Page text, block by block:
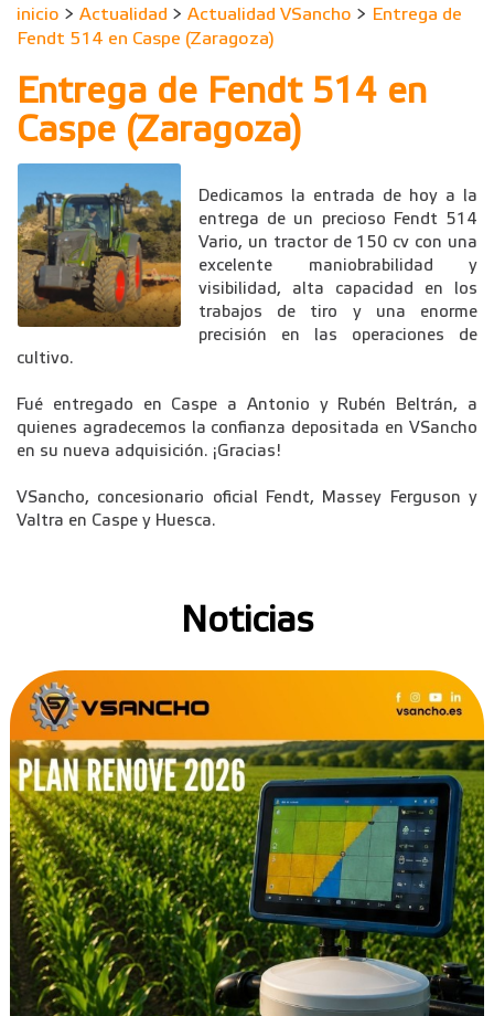
inicio > Actualidad > Actualidad VSancho > Entrega de
Fendt 514 en Caspe (Zaragoza)
Entrega de Fendt 514 en
Caspe (Zaragoza)
Dedicamos la entrada de hoy a la
entrega de un precioso Fendt 514
Vario, un tractor de 150 cv con una
excelente maniobrabilidad y
visibilidad, alta capacidad en los
trabajos de tiro y una enorme
precisión en las operaciones de
cultivo.
Fué entregado en Caspe a Antonio y Rubén Beltrán, a
quienes agradecemos la confianza depositada en VSancho
en su nueva adquisición. ¡Gracias!
VSancho, concesionario oficial Fendt, Massey Ferguson y
Valtra en Caspe y Huesca.
Noticias